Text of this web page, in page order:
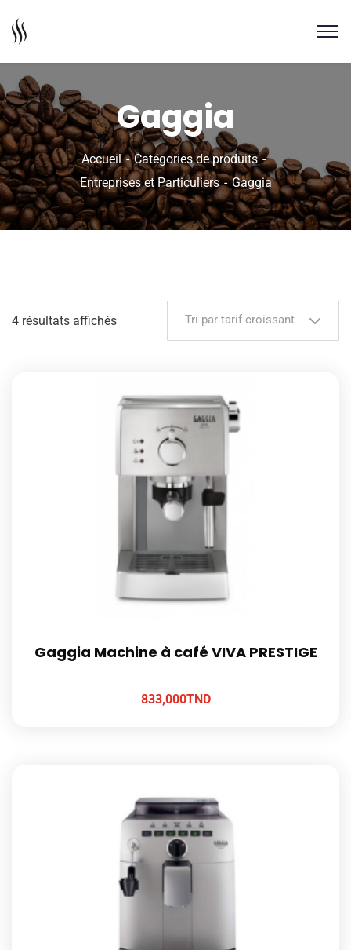
Gaggia
Accueil
Catégories de produits
Entreprises et Particuliers
Gaggia
4 résultats affichés Tri par tarif croissant
Gaggia Machine à café VIVA PRESTIGE
833,000TND